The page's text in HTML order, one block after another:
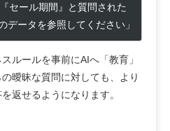
セール期間』と質問された
データを参照してください」
ルールを事前にAIへ「教育」
曖昧な質問に対しても、より
返せるようになります。